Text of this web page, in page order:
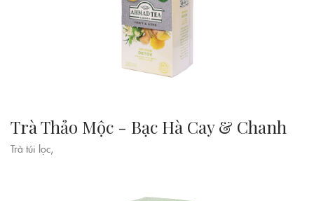
Trà Thảo Mộc - Bạc Hà Cay & Chanh
Trà túi lọc,